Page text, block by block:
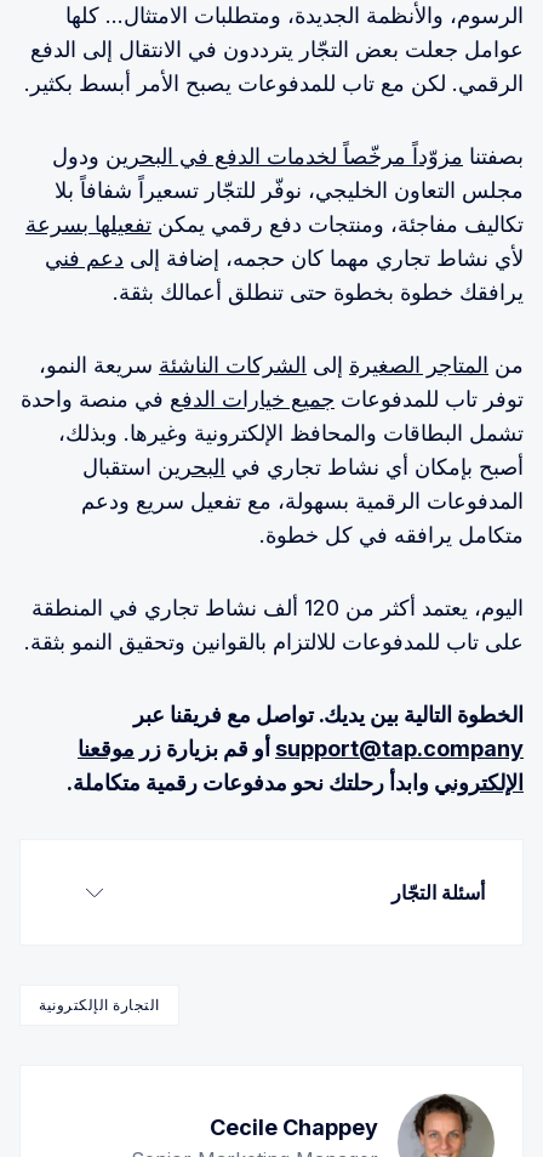
الرسوم، والأنظمة الجديدة، ومتطلبات الامتثال… كلها
عوامل جعلت بعض التجّار يترددون في الانتقال إلى الدفع
الرقمي. لكن مع تاب للمدفوعات يصبح الأمر أبسط بكثير.
بصفتنا مزوّداً مرخّصاً لخدمات الدفع في البحرين ودول
مجلس التعاون الخليجي، نوفّر للتجّار تسعيراً شفافاً بلا
تكاليف مفاجئة، ومنتجات دفع رقمي يمكن تفعيلها بسرعة
لأي نشاط تجاري مهما كان حجمه، إضافة إلى دعم فني
يرافقك خطوة بخطوة حتى تنطلق أعمالك بثقة.
من المتاجر الصغيرة إلى الشركات الناشئة سريعة النمو،
توفر تاب للمدفوعات جميع خيارات الدفع في منصة واحدة
تشمل البطاقات والمحافظ الإلكترونية وغيرها. وبذلك،
أصبح بإمكان أي نشاط تجاري في البحرين استقبال
المدفوعات الرقمية بسهولة، مع تفعيل سريع ودعم
متكامل يرافقه في كل خطوة.
اليوم، يعتمد أكثر من 120 ألف نشاط تجاري في المنطقة
على تاب للمدفوعات للالتزام بالقوانين وتحقيق النمو بثقة.
الخطوة التالية بين يديك. تواصل مع فريقنا عبر
support@tap.company أو قم بزيارة زر موقعنا
الإلكتروني وابدأ رحلتك نحو مدفوعات رقمية متكاملة.
أسئلة التجّار
التجارة الإلكترونية
Cecile Chappey